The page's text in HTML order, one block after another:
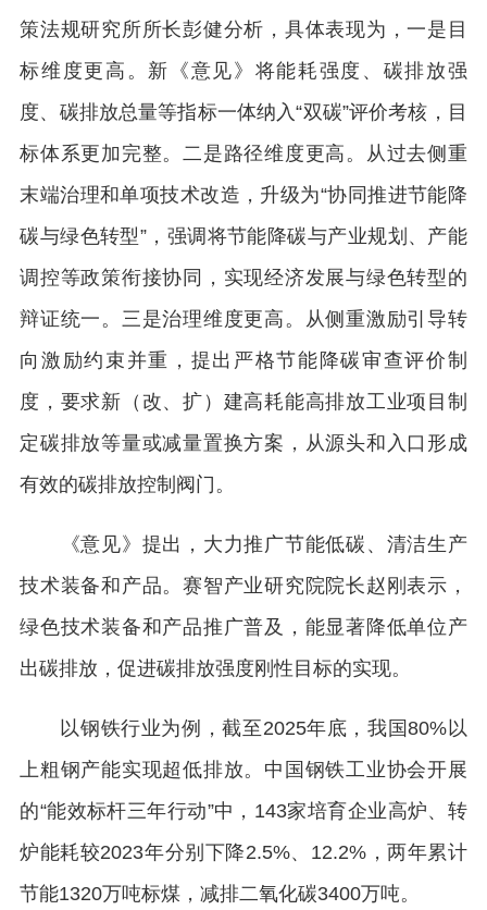
策法规研究所所长彭健分析，具体表现为，一是目
标维度更高。新《意见》将能耗强度、碳排放强
度、碳排放总量等指标一体纳入“双碳”评价考核，目
标体系更加完整。二是路径维度更高。从过去侧重
末端治理和单项技术改造，升级为“协同推进节能降
碳与绿色转型”，强调将节能降碳与产业规划、产能
调控等政策衔接协同，实现经济发展与绿色转型的
辩证统一。三是治理维度更高。从侧重激励引导转
向激励约束并重，提出严格节能降碳审查评价制
度，要求新（改、扩）建高耗能高排放工业项目制
定碳排放等量或减量置换方案，从源头和入口形成
有效的碳排放控制阀门。
《意见》提出，大力推广节能低碳、清洁生产
技术装备和产品。赛智产业研究院院长赵刚表示，
绿色技术装备和产品推广普及，能显著降低单位产
出碳排放，促进碳排放强度刚性目标的实现。
以钢铁行业为例，截至2025年底，我国80%以
上粗钢产能实现超低排放。中国钢铁工业协会开展
的“能效标杆三年行动”中，143家培育企业高炉、转
炉能耗较2023年分别下降2.5%、12.2%，两年累计
节能1320万吨标煤，减排二氧化碳3400万吨。